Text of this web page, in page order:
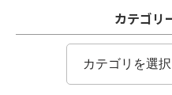
カテゴリ